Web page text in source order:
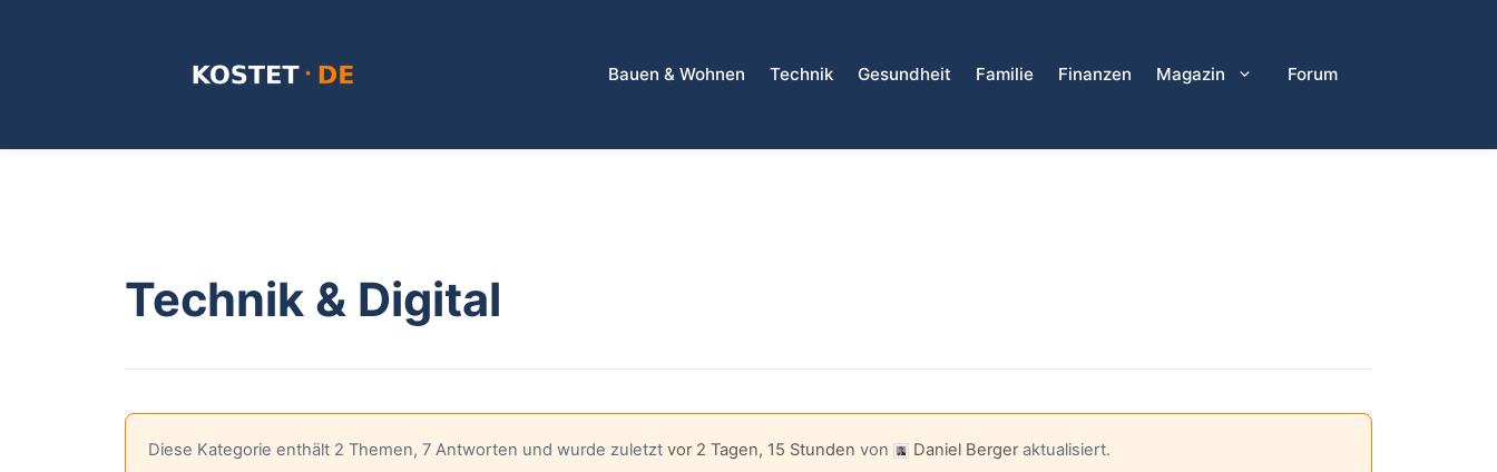
Bauen & Wohnen Technik Gesundheit Familie Finanzen Magazin Forum
Technik & Digital
Diese Kategorie enthält 2 Themen, 7 Antworten und wurde zuletzt vor 2 Tagen, 15 Stunden von Daniel Bergeraktualisiert.